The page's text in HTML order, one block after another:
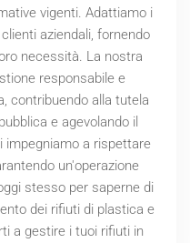
vigenti. Adattiamo i
aziendali, fornendo
necessità. La nostra
responsabile e
contribuendo alla tutela
e agevolando il
impegniamo a rispettare
un'operazione
stesso per saperne di
dei rifiuti di plastica e
a gestire i tuoi rifiuti in